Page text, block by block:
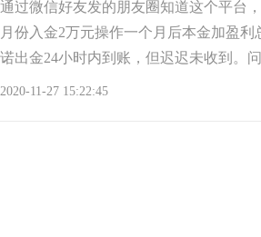
通过微信好友发的朋友圈知道这个平台
月份入金2万元操作一个月后本金加盈
诺出金24小时内到账，但迟迟未收到。
提现，他们说的
2020-11-27 15:22:45